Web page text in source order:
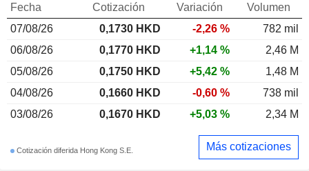
Fecha Cotización Variación
Volumen
07/08/26
0,1730 HKD -2,26 %
782 mil
06/08/26
0,1770 HKD +1,14 %
2,46 M
05/08/26
0,1750 HKD +5,42 %
1,48 M
04/08/26
0,1660 HKD -0,60 %
738 mil
03/08/26
0,1670 HKD +5,03 % 2,34 M
Cotización diferida Hong Kong S.E. Más cotizaciones